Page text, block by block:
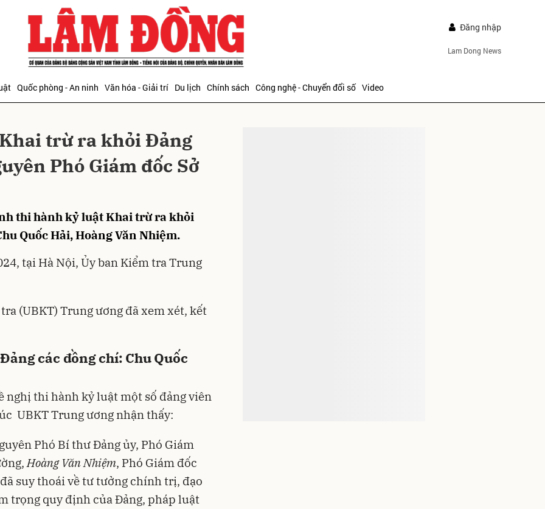
Đăng nhập
Lam Dong News
Quốc phòng - An ninh Văn hóa - Giải trí Du lịch Chính sách Công nghệ - Chuyển đổi số Video
trừ ra khỏi Đảng
Phó Giám đốc Sở
thi hành kỷ luật Khai trừ ra khỏi
Quốc Hải, Hoàng Văn Nhiệm.
tại Hà Nội, Ủy ban Kiểm tra Trung
(UBKT) Trung ương đã xem xét, kết
các đồng chí: Chu Quốc
nghị thi hành kỷ luật một số đảng viên
UBKT Trung ương nhận thấy:
Phó Bí thư Đảng ủy, Phó Giám
Hoàng Văn Nhiệm, Phó Giám đốc
suy thoái về tư tưởng chính trị, đạo
trọng quy định của Đảng, pháp luật
luận